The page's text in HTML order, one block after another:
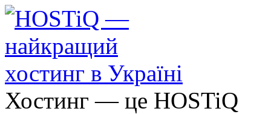
Хостинг — це HOSTiQ